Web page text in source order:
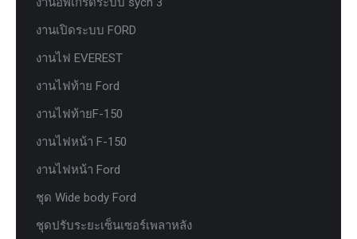
งานเปิดระบบ FORD
งานไฟ EVEREST
งานไฟท้าย Ford
งานไฟท้ายF-150
งานไฟหน้า F-150
งานไฟหน้า Ford
ชุด Wide body Ford
ชุดปรับระยะเซ็นเซอร์เพลาหลัง